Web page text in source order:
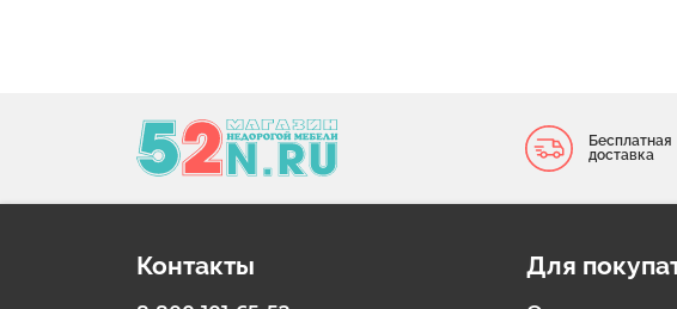
Бесплатная
доставка
Контакты Для